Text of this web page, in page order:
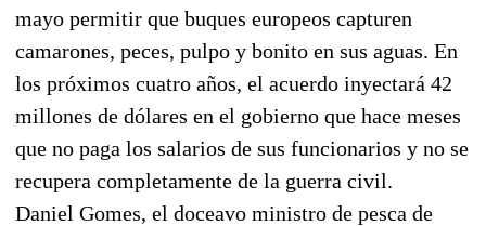
mayo permitir que buques europeos capturen
camarones, peces, pulpo y bonito en sus aguas. En
los próximos cuatro años, el acuerdo inyectará 42
millones de dólares en el gobierno que hace meses
que no paga los salarios de sus funcionarios y no se
recupera completamente de la guerra civil.
Daniel Gomes, el doceavo ministro de pesca de